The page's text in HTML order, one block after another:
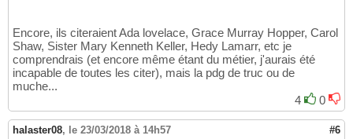
Encore, ils citeraient Ada lovelace, Grace Murray Hopper, Carol
Shaw, Sister Mary Kenneth Keller, Hedy Lamarr, etc je
comprendrais (et encore même étant du métier, j'aurais été
incapable de toutes les citer), mais la pdg de truc ou de
muche...
4
0
halaster08, le 23/03/2018 à 14h57 #6